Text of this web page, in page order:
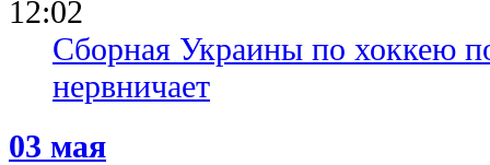
12:02
Сборная Украины по хоккею
нервничает
03 мая